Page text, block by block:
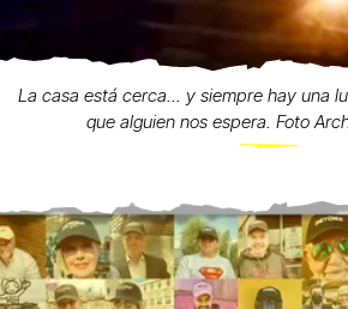
La casa está cerca... y siempre hay una
que alguien nos espera. Foto